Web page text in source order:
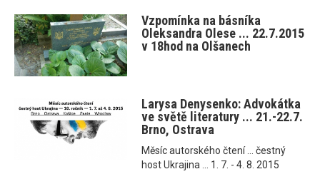
Vzpomínka na básníka
Oleksandra Olese ... 22.7.2015
v 18hod na Olšanech
Larysa Denysenko: Advokátka
ve světě literatury ... 21.-22.7.
Brno, Ostrava
Měsíc autorského čtení ... čestný
host Ukrajina ... 1. 7. - 4. 8. 2015